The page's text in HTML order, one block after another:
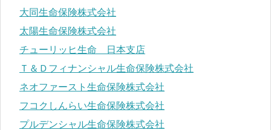
大同生命保険株式会社
太陽生命保険株式会社
チューリッヒ生命 日本支店
Ｔ＆Ｄフィナンシャル生命保険株式会社
ネオファースト生命保険株式会社
フコクしんらい生命保険株式会社
プルデンシャル生命保険株式会社